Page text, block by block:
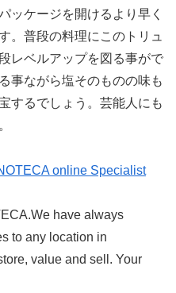
ッケージを開けるより早く
。普段の料理にこのトリュ
レベルアップを図る事がで
事ながら塩そのものの味も
するでしょう。芸能人にも
online Specialist
have always
to any location in
value and sell. Your